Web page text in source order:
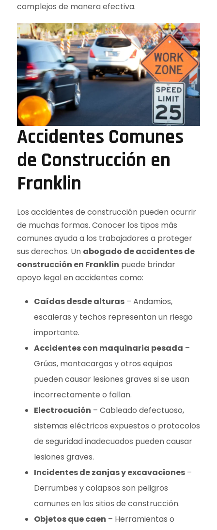
complejos de manera efectiva.
Accidentes Comunes
de Construcción en
Franklin
Los accidentes de construcción pueden ocurrir
de muchas formas. Conocer los tipos más
comunes ayuda a los trabajadores a proteger
sus derechos. Un abogado de accidentes de
construcción en Franklin puede brindar
apoyo legal en accidentes como:
Caídas desde alturas – Andamios,
escaleras y techos representan un riesgo
importante.
Accidentes con maquinaria pesada –
Grúas, montacargas y otros equipos
pueden causar lesiones graves si se usan
incorrectamente o fallan.
Electrocución – Cableado defectuoso,
sistemas eléctricos expuestos o protocolos
de seguridad inadecuados pueden causar
lesiones graves.
Incidentes de zanjas y excavaciones –
Derrumbes y colapsos son peligros
comunes en los sitios de construcción.
Objetos que caen – Herramientas o